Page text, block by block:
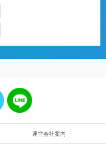
運営会社案内